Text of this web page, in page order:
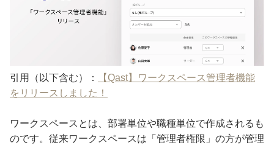
引用（以下含む）：
【Qast】ワークスペース管理者機能
をリリースしました！
ワークスペースとは、部署単位や職種単位で作成されるも
のです。従来ワークスペースは「管理者権限」の方が管理